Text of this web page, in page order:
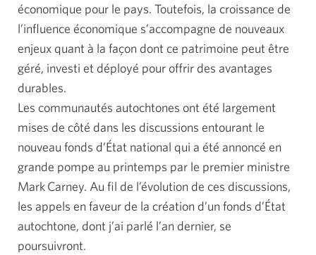
économique pour le pays. Toutefois, la croissance de
l’influence économique s’accompagne de nouveaux
enjeux quant à la façon dont ce patrimoine peut être
géré, investi et déployé pour offrir des avantages
durables.
Les communautés autochtones ont été largement
mises de côté dans les discussions entourant le
nouveau fonds d’État national qui a été annoncé en
grande pompe au printemps par le premier ministre
Mark Carney. Au fil de l’évolution de ces discussions,
les appels en faveur de la création d’un fonds d’État
autochtone, dont j’ai parlé l’an dernier, se
poursuivront.